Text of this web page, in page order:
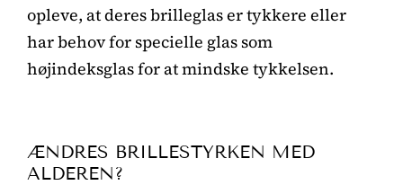
opleve, at deres brilleglas er tykkere eller
har behov for specielle glas som
højindeksglas for at mindske tykkelsen.
ÆNDRES BRILLESTYRKEN MED
ALDEREN?